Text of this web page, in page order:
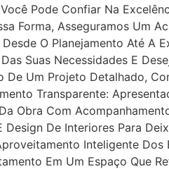
Pode Confiar Na
Forma, Asseguramos Um
O Planejamento Até A
Suas Necessidades E
Um Projeto Detalhado,
Transparente:
Obra Com
De Interiores Para
Inteligente Dos
Em Um Espaço Que